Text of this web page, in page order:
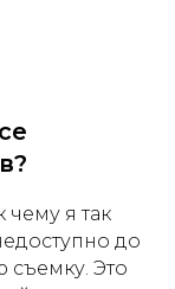
чему я так
до
съемку. Это